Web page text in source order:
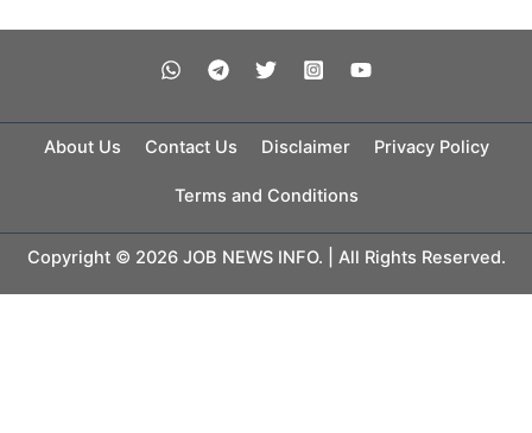
About Us Contact Us Disclaimer Privacy Policy
Terms and Conditions
Copyright © 2026 JOB NEWS INFO. | All Rights Reserved.